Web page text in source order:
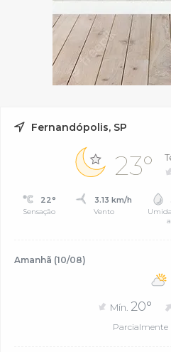
Fernandópolis, SP
23°
22°
Sensação
3.13 km/h
Vento
Amanhã (10/08)
Mín. 20°